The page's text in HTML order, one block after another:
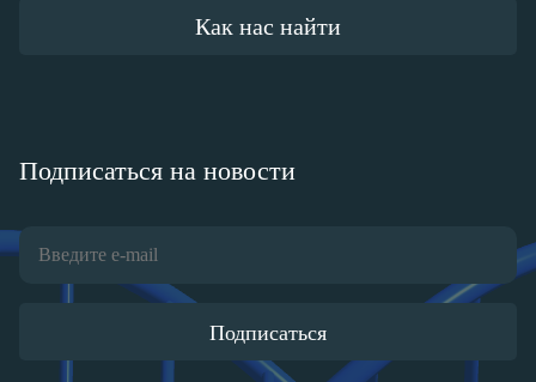
Как нас найти
Подписаться на новости
Подписаться